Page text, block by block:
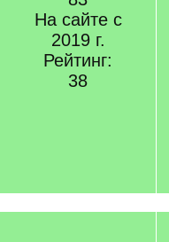
На сайте с
2019 г.
Рейтинг:
38